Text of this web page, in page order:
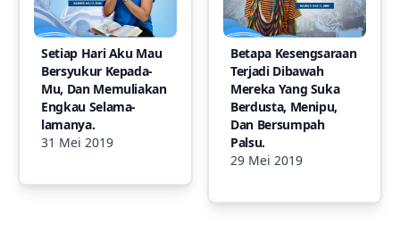
Setiap Hari Aku Mau
Bersyukur Kepada-
Mu, Dan Memuliakan
Engkau Selama-
lamanya.
31 Mei 2019
Betapa Kesengsaraan
Terjadi Dibawah
Mereka Yang Suka
Berdusta, Menipu,
Dan Bersumpah
Palsu.
29 Mei 2019